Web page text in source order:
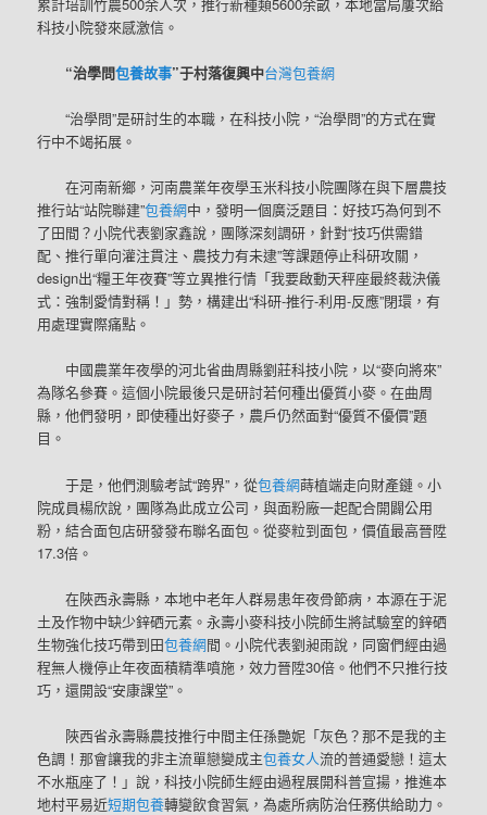
科技小院發來感激信。
“治學問包養故事”于村落復興中台灣包養網
“治學問”是研討生的本職，在科技小院，“治學問”的方式在實
行中不竭拓展。
在河南新鄉，河南農業年夜學玉米科技小院團隊在與下層農技
推行站“站院聯建”包養網中，發明一個廣泛題目：好技巧為何到不
了田間？小院代表劉家鑫說，團隊深刻調研，針對“技巧供需錯
配、推行單向灌注貫注、農技力有未逮”等課題停止科研攻關，
design出“糧王年夜賽”等立異推行情「我要啟動天秤座最終裁決儀
式：強制愛情對稱！」勢，構建出“科研-推行-利用-反應”閉環，有
用處理實際痛點。
中國農業年夜學的河北省曲周縣劉莊科技小院，以“麥向將來”
為隊名參賽。這個小院最後只是研討若何種出優質小麥。在曲周
縣，他們發明，即使種出好麥子，農戶仍然面對“優質不優價”題
目。
于是，他們測驗考試“跨界”，從包養網蒔植端走向財產鏈。小
院成員楊欣說，團隊為此成立公司，與面粉廠一起配合開闢公用
粉，結合面包店研發發布聯名面包。從麥粒到面包，價值最高晉陞
17.3倍。
在陜西永壽縣，本地中老年人群易患年夜骨節病，本源在于泥
土及作物中缺少鋅硒元素。永壽小麥科技小院師生將試驗室的鋅硒
生物強化技巧帶到田包養網間。小院代表劉昶雨說，同窗們經由過
程無人機停止年夜面積精準噴施，效力晉陞30倍。他們不只推行技
巧，還開設“安康課堂”。
陜西省永壽縣農技推行中間主任孫艷妮「灰色？那不是我的主
色調！那會讓我的非主流單戀變成主包養女人流的普通愛戀！這太
不水瓶座了！」說，科技小院師生經由過程展開科普宣揚，推進本
地村平易近短期包養轉變飲食習氣，為處所病防治任務供給助力。